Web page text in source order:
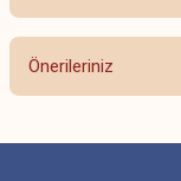
Önerileriniz